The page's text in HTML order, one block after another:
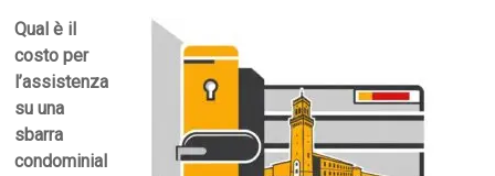
Qual è il
costo per
l’assistenza
su una
sbarra
condominial